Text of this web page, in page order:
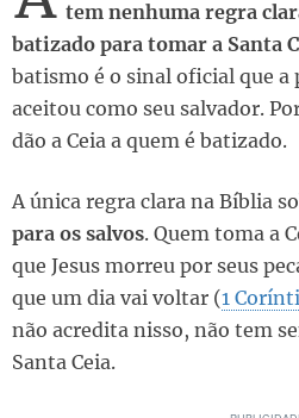
tem nenhuma regra
batizado para tomar a Santa
batismo é o sinal oficial que a
aceitou como seu salvador.
dão a Ceia a quem é batizado.
A única regra clara na Bíblia
para os salvos. Quem toma a
que Jesus morreu por seus
que um dia vai voltar (1
não acredita nisso, não tem
Santa Ceia.